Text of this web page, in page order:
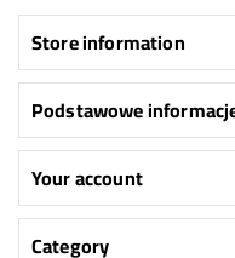
Store information
Podstawowe
Your account
Category